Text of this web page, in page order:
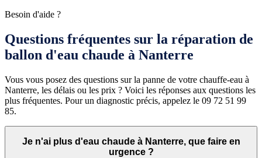
Besoin d'aide ?
Questions fréquentes sur la réparation de
ballon d'eau chaude à Nanterre
Vous vous posez des questions sur la panne de votre chauffe-eau à
Nanterre, les délais ou les prix ? Voici les réponses aux questions les
plus fréquentes. Pour un diagnostic précis, appelez le 09 72 51 99
85.
Je n'ai plus d'eau chaude à Nanterre, que faire en
urgence ?